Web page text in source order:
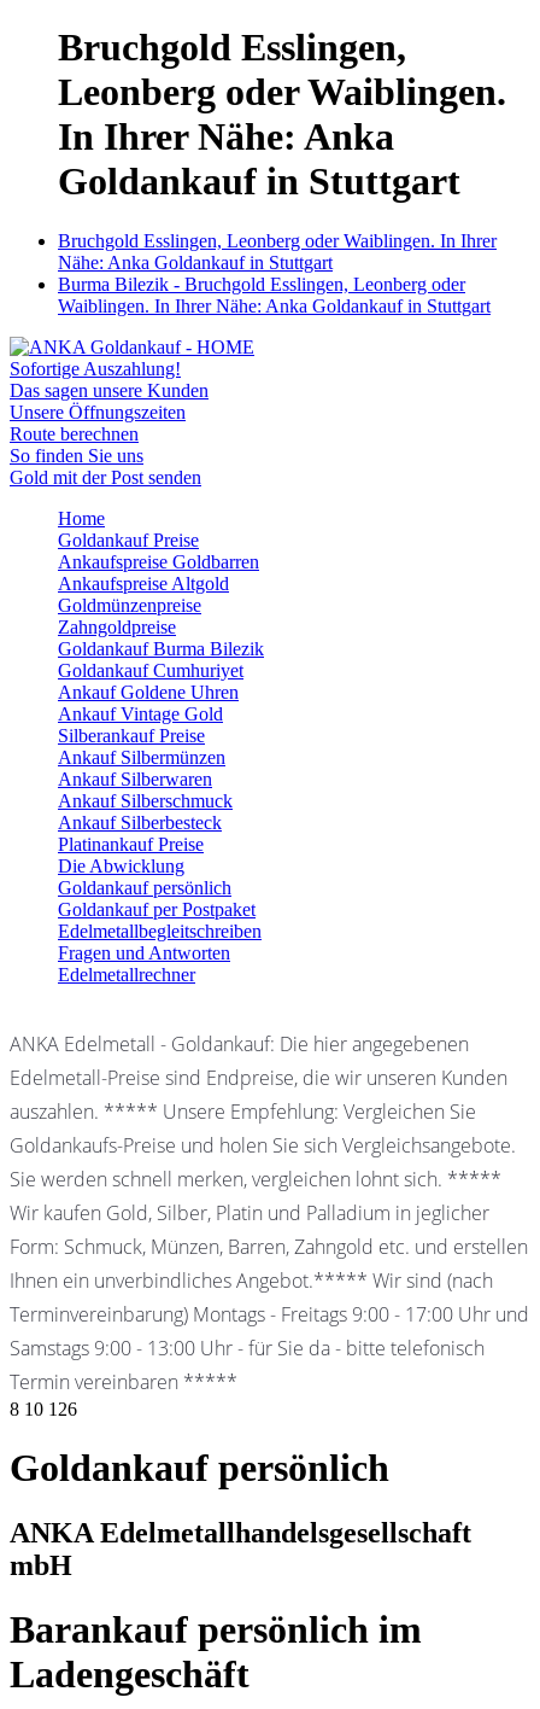
Bruchgold Esslingen,
Leonberg oder Waiblingen.
In Ihrer Nähe: Anka
Goldankauf in Stuttgart
Bruchgold Esslingen, Leonberg oder Waiblingen. In Ihrer
Nähe: Anka Goldankauf in Stuttgart
Burma Bilezik - Bruchgold Esslingen, Leonberg oder
Waiblingen. In Ihrer Nähe: Anka Goldankauf in Stuttgart
Sofortige Auszahlung!
Das sagen unsere Kunden
Unsere Öffnungszeiten
Route berechnen
So finden Sie uns
Gold mit der Post senden
Home
Goldankauf Preise
Ankaufspreise Goldbarren
Ankaufspreise Altgold
Goldmünzenpreise
Zahngoldpreise
Goldankauf Burma Bilezik
Goldankauf Cumhuriyet
Ankauf Goldene Uhren
Ankauf Vintage Gold
Silberankauf Preise
Ankauf Silbermünzen
Ankauf Silberwaren
Ankauf Silberschmuck
Ankauf Silberbesteck
Platinankauf Preise
Die Abwicklung
Goldankauf persönlich
Goldankauf per Postpaket
Edelmetallbegleitschreiben
Fragen und Antworten
Edelmetallrechner
ANKA Edelmetall - Goldankauf: Die hier angegebenen
Edelmetall-Preise sind Endpreise, die wir unseren Kunden
auszahlen. ***** Unsere Empfehlung: Vergleichen Sie
Goldankaufs-Preise und holen Sie sich Vergleichsangebote.
Sie werden schnell merken, vergleichen lohnt sich. *****
Wir kaufen Gold, Silber, Platin und Palladium in jeglicher
Form: Schmuck, Münzen, Barren, Zahngold etc. und erstellen
Ihnen ein unverbindliches Angebot.***** Wir sind (nach
Terminvereinbarung) Montags - Freitags 9:00 - 17:00 Uhr und
Samstags 9:00 - 13:00 Uhr - für Sie da - bitte telefonisch
Termin vereinbaren *****
8 10 126
Goldankauf persönlich
ANKA Edelmetallhandelsgesellschaft
mbH
Barankauf persönlich im
Ladengeschäft